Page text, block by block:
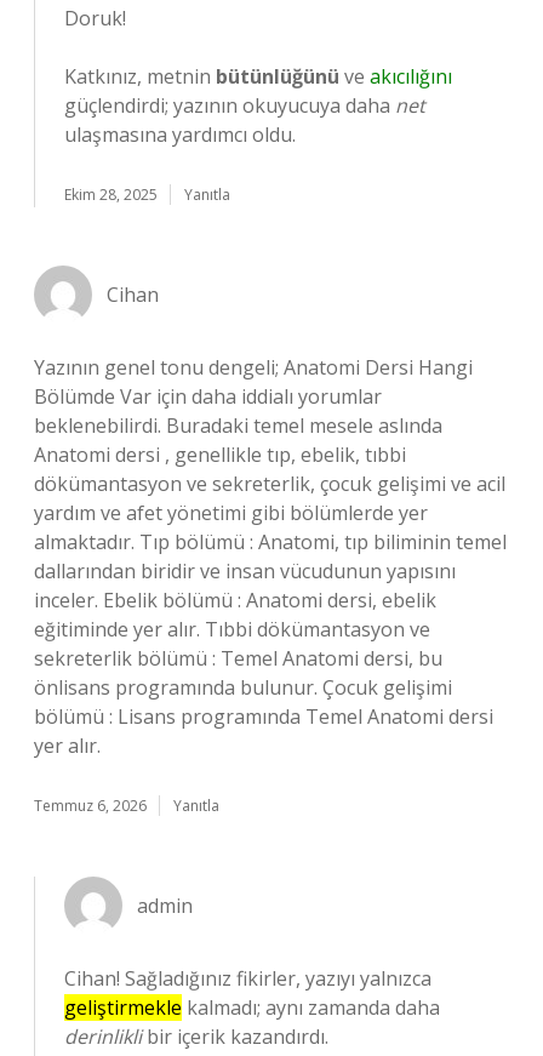
Doruk!
Katkınız, metnin bütünlüğünü ve akıcılığını
güçlendirdi; yazının okuyucuya daha net
ulaşmasına yardımcı oldu.
Ekim 28, 2025 Yanıtla
Cihan
Yazının genel tonu dengeli; Anatomi Dersi Hangi
Bölümde Var için daha iddialı yorumlar
beklenebilirdi. Buradaki temel mesele aslında
Anatomi dersi , genellikle tıp, ebelik, tıbbi
dökümantasyon ve sekreterlik, çocuk gelişimi ve acil
yardım ve afet yönetimi gibi bölümlerde yer
almaktadır. Tıp bölümü : Anatomi, tıp biliminin temel
dallarından biridir ve insan vücudunun yapısını
inceler. Ebelik bölümü : Anatomi dersi, ebelik
eğitiminde yer alır. Tıbbi dökümantasyon ve
sekreterlik bölümü : Temel Anatomi dersi, bu
önlisans programında bulunur. Çocuk gelişimi
bölümü : Lisans programında Temel Anatomi dersi
yer alır.
Temmuz 6, 2026 Yanıtla
admin
Cihan! Sağladığınız fikirler, yazıyı yalnızca
geliştirmekle kalmadı; aynı zamanda daha
derinliklibir içerik kazandırdı.